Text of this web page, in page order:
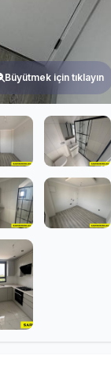
Büyütmek için tıklayın